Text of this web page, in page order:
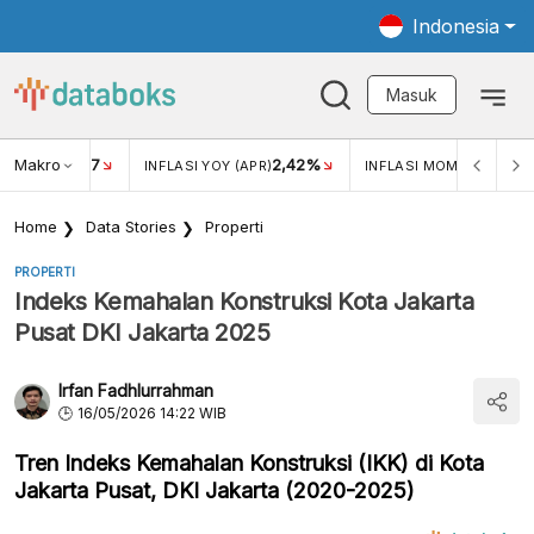
Indonesia
Masuk
Makro
USD/IDR 17 INFLASI YOY (APR)2,42% INFLASI MOM (MAR)
Home Data Stories Properti
PROPERTI
Indeks Kemahalan Konstruksi Kota Jakarta
Pusat DKI Jakarta 2025
Irfan Fadhlurrahman
16/05/2026 14:22 WIB
Tren Indeks Kemahalan Konstruksi (IKK) di Kota
Jakarta Pusat, DKI Jakarta (2020-2025)